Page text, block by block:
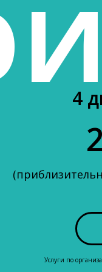
4
Услуги по